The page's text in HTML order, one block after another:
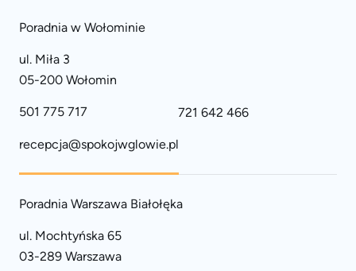
Poradnia w Wołominie
ul. Miła 3
05-200 Wołomin
501 775 717 721 642 466
recepcja@spokojwglowie.pl
Poradnia Warszawa Białołęka
ul. Mochtyńska 65
03-289 Warszawa